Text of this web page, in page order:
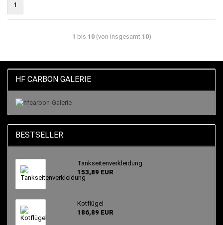
1
1 bis 10(von insgesamt 10)
HF CARBON GALERIE
BESTSELLER
Tankseitenverkleidung
153,89 EUR
Kotflügel
186,89 EUR